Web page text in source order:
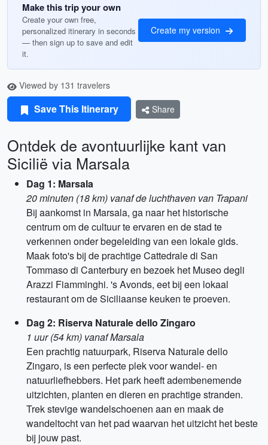
Make this trip your own
Create your own free,
personalized itinerary in seconds
— then sign up to save and edit
it.
Create my version
Viewed by 131 travelers
Save This Itinerary Share
Ontdek de avontuurlijke kant van
Sicilië via Marsala
Dag 1: Marsala
20 minuten (18 km) vanaf de luchthaven van Trapani
Bij aankomst in Marsala, ga naar het historische
centrum om de cultuur te ervaren en de stad te
verkennen onder begeleiding van een lokale gids.
Maak foto's bij de prachtige Cattedrale di San
Tommaso di Canterbury en bezoek het Museo degli
Arazzi Fiamminghi. 's Avonds, eet bij een lokaal
restaurant om de Siciliaanse keuken te proeven.
Dag 2: Riserva Naturale dello Zingaro
1 uur (54 km) vanaf Marsala
Een prachtig natuurpark, Riserva Naturale dello
Zingaro, is een perfecte plek voor wandel- en
natuurliefhebbers. Het park heeft adembenemende
uitzichten, planten en dieren en prachtige stranden.
Trek stevige wandelschoenen aan en maak de
wandeltocht van het pad waarvan het uitzicht het beste
bij jouw past.